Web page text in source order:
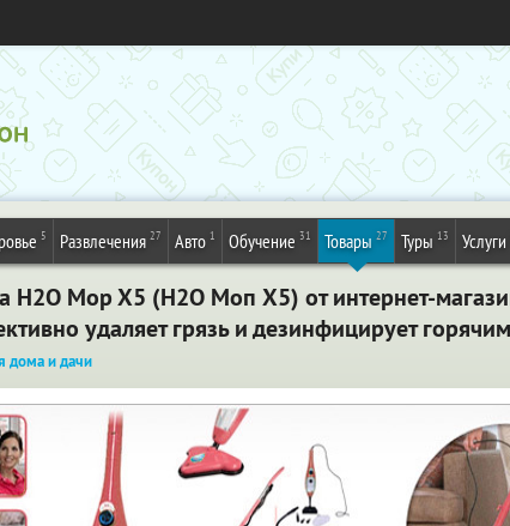
5 Развлечения 27 Авто 1 Обучение 31 Товары 27 Туры 13 Услуги
H2O Mop X5 (Н2О Моп Х5) от интернет-
удаляет грязь и дезинфицирует
дома и дачи